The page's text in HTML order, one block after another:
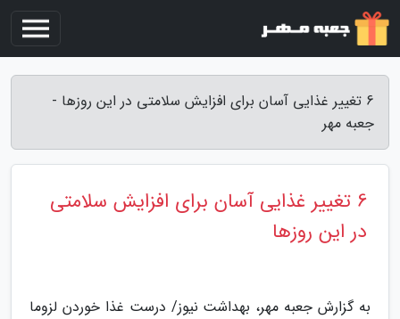
6 تغییر غذایی آسان برای افزایش سلامتی در این روزها -
جعبه مهر
6 تغییر غذایی آسان برای افزایش سلامتی
در این روزها
به گزارش جعبه مهر، بهداشت نیوز/ درست غذا خوردن لزوما